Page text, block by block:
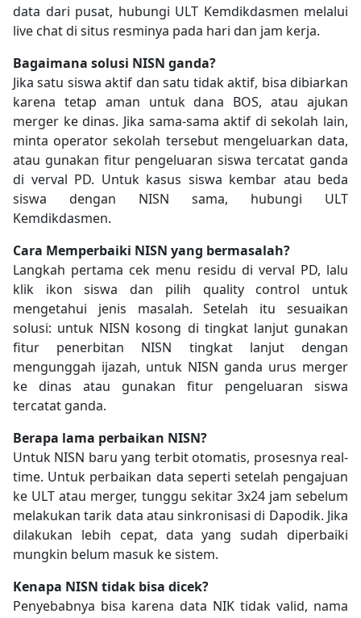
data dari pusat, hubungi ULT Kemdikdasmen melalui
live chat di situs resminya pada hari dan jam kerja.
Bagaimana solusi NISN ganda?
Jika satu siswa aktif dan satu tidak aktif, bisa dibiarkan
karena tetap aman untuk dana BOS, atau ajukan
merger ke dinas. Jika sama-sama aktif di sekolah lain,
minta operator sekolah tersebut mengeluarkan data,
atau gunakan fitur pengeluaran siswa tercatat ganda
di verval PD. Untuk kasus siswa kembar atau beda
siswa dengan NISN sama, hubungi ULT
Kemdikdasmen.
Cara Memperbaiki NISN yang bermasalah?
Langkah pertama cek menu residu di verval PD, lalu
klik ikon siswa dan pilih quality control untuk
mengetahui jenis masalah. Setelah itu sesuaikan
solusi: untuk NISN kosong di tingkat lanjut gunakan
fitur penerbitan NISN tingkat lanjut dengan
mengunggah ijazah, untuk NISN ganda urus merger
ke dinas atau gunakan fitur pengeluaran siswa
tercatat ganda.
Berapa lama perbaikan NISN?
Untuk NISN baru yang terbit otomatis, prosesnya real-
time. Untuk perbaikan data seperti setelah pengajuan
ke ULT atau merger, tunggu sekitar 3x24 jam sebelum
melakukan tarik data atau sinkronisasi di Dapodik. Jika
dilakukan lebih cepat, data yang sudah diperbaiki
mungkin belum masuk ke sistem.
Kenapa NISN tidak bisa dicek?
Penyebabnya bisa karena data NIK tidak valid, nama